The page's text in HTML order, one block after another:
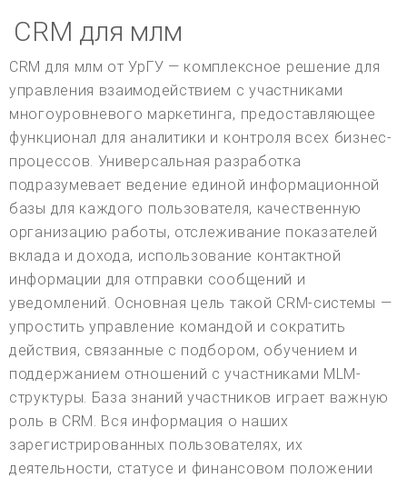
CRM для млм
CRM для млм от УрГУ — комплексное решение для
управления взаимодействием с участниками
многоуровневого маркетинга, предоставляющее
функционал для аналитики и контроля всех бизнес-
процессов. Универсальная разработка
подразумевает ведение единой информационной
базы для каждого пользователя, качественную
организацию работы, отслеживание показателей
вклада и дохода, использование контактной
информации для отправки сообщений и
уведомлений. Основная цель такой CRM-системы —
упростить управление командой и сократить
действия, связанные с подбором, обучением и
поддержанием отношений с участниками MLM-
структуры. База знаний участников играет важную
роль в CRM. Вся информация о наших
зарегистрированных пользователях, их
деятельности, статусе и финансовом положении